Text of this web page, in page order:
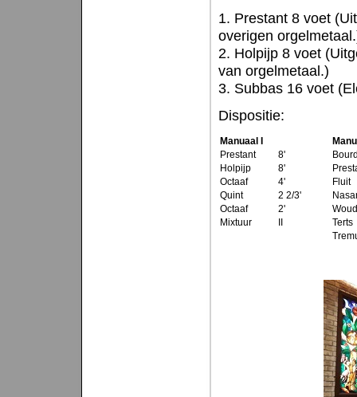
1. Prestant 8 voet
overigen
2. Holpijp 8 voet
van orgelmetaal.)
3. Subbas 16 voet
Dispositie:
Manuaal I
Prestant
8'
Holpijp
8'
Octaaf
4'
Fluit
Quint
2 2/3'
Octaaf
2'
Mixtuur
Terts